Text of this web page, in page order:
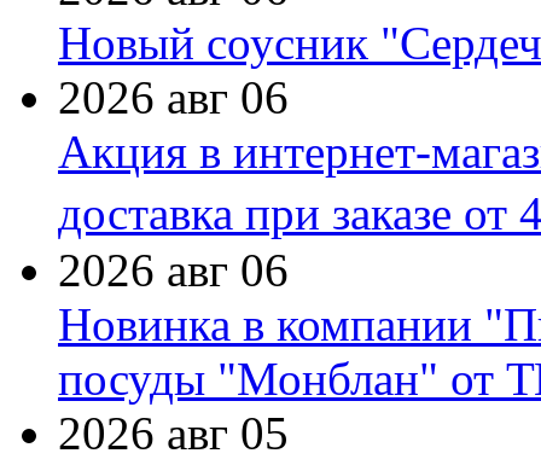
Новый соусник
2026 авг 06
Акция в интернет-
доставка при заказе от
2026 авг 06
Новинка в компании
посуды "Монблан" от
2026 авг 05